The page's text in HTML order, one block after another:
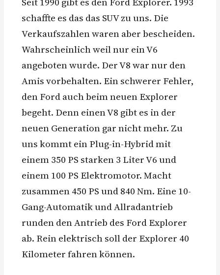
schaffte es das das SUV zu uns. Die
Verkaufszahlen waren aber bescheiden.
Wahrscheinlich weil nur ein V6
angeboten wurde. Der V8 war nur den
Amis vorbehalten. Ein schwerer Fehler,
den Ford auch beim neuen Explorer
begeht. Denn einen V8 gibt es in der
neuen Generation gar nicht mehr. Zu
uns kommt ein Plug-in-Hybrid mit
einem 350 PS starken 3 Liter V6 und
einem 100 PS Elektromotor. Macht
zusammen 450 PS und 840 Nm. Eine 10-
Gang-Automatik und Allradantrieb
runden den Antrieb des Ford Explorer
ab. Rein elektrisch soll der Explorer 40
Kilometer fahren können.